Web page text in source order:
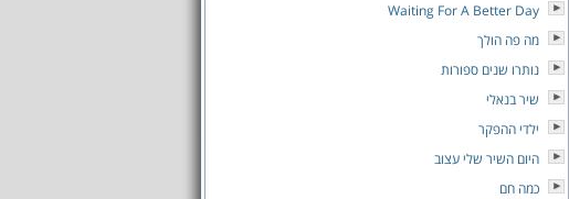
Waiting For A Better Day
מה פה הולך
נותרו שנים ספורות
שיר בנאלי
ילדי ההפקר
היום השיר שלי עצוב
כמה חם